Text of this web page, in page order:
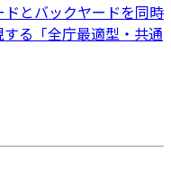
ドとバックヤードを同時
る「全庁最適型・共通